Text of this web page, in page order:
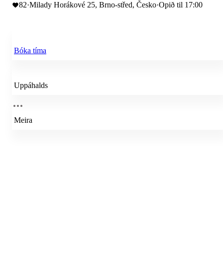
82·Milady Horákové 25, Brno-střed, Česko·Opið til 17:00
Bóka tíma
Uppáhalds
Meira